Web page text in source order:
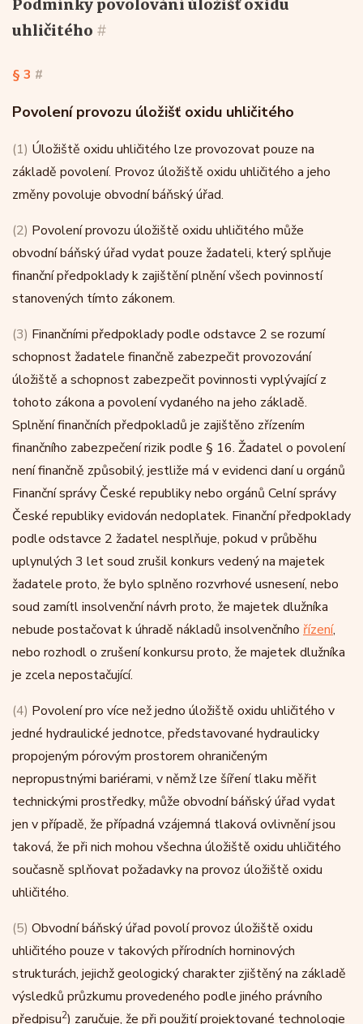
podmínky povolování úložišť oxidu
uhličitého #
§ 3 #
Povolení provozu úložišť oxidu uhličitého
(1) Úložiště oxidu uhličitého lze provozovat pouze na
základě povolení. Provoz úložiště oxidu uhličitého a jeho
změny povoluje obvodní báňský úřad.
(2) Povolení provozu úložiště oxidu uhličitého může
obvodní báňský úřad vydat pouze žadateli, který splňuje
finanční předpoklady k zajištění plnění všech povinností
stanovených tímto zákonem.
(3) Finančními předpoklady podle odstavce 2 se rozumí
schopnost žadatele finančně zabezpečit provozování
úložiště a schopnost zabezpečit povinnosti vyplývající z
tohoto zákona a povolení vydaného na jeho základě.
Splnění finančních předpokladů je zajištěno zřízením
finančního zabezpečení rizik podle § 16. Žadatel o povolení
není finančně způsobilý, jestliže má v evidenci daní u orgánů
Finanční správy České republiky nebo orgánů Celní správy
České republiky evidován nedoplatek. Finanční předpoklady
podle odstavce 2 žadatel nesplňuje, pokud v průběhu
uplynulých 3 let soud zrušil konkurs vedený na majetek
žadatele proto, že bylo splněno rozvrhové usnesení, nebo
soud zamítl insolvenční návrh proto, že majetek dlužníka
nebude postačovat k úhradě nákladů insolvenčního řízení,
nebo rozhodl o zrušení konkursu proto, že majetek dlužníka
je zcela nepostačující.
(4) Povolení pro více než jedno úložiště oxidu uhličitého v
jedné hydraulické jednotce, představované hydraulicky
propojeným pórovým prostorem ohraničeným
nepropustnými bariérami, v němž lze šíření tlaku měřit
technickými prostředky, může obvodní báňský úřad vydat
jen v případě, že případná vzájemná tlaková ovlivnění jsou
taková, že při nich mohou všechna úložiště oxidu uhličitého
současně splňovat požadavky na provoz úložiště oxidu
uhličitého.
(5) Obvodní báňský úřad povolí provoz úložiště oxidu
uhličitého pouze v takových přírodních horninových
strukturách, jejichž geologický charakter zjištěný na základě
výsledků průzkumu provedeného podle jiného právního
předpisu2) zaručuje, že při použití projektované technologie